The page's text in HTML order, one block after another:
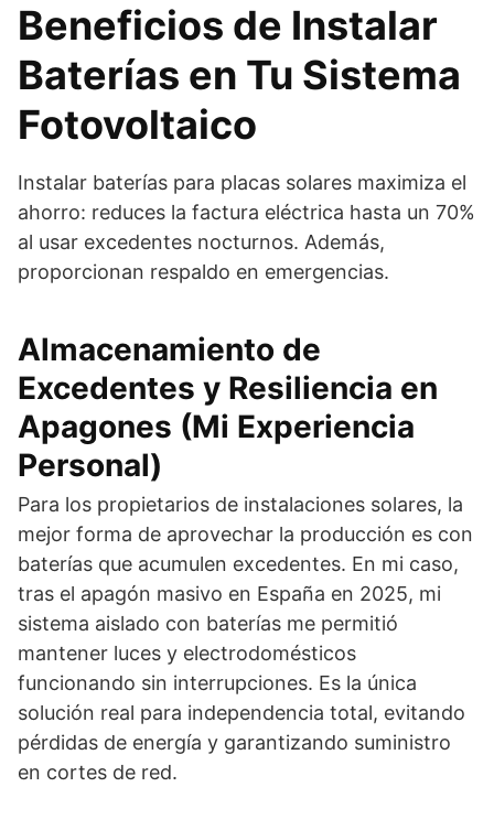
Beneficios de Instalar
Baterías en Tu Sistema
Fotovoltaico
Instalar baterías para placas solares maximiza el
ahorro: reduces la factura eléctrica hasta un 70%
al usar excedentes nocturnos. Además,
proporcionan respaldo en emergencias.
Almacenamiento de
Excedentes y Resiliencia en
Apagones (Mi Experiencia
Personal)
Para los propietarios de instalaciones solares, la
mejor forma de aprovechar la producción es con
baterías que acumulen excedentes. En mi caso,
tras el apagón masivo en España en 2025, mi
sistema aislado con baterías me permitió
mantener luces y electrodomésticos
funcionando sin interrupciones. Es la única
solución real para independencia total, evitando
pérdidas de energía y garantizando suministro
en cortes de red.